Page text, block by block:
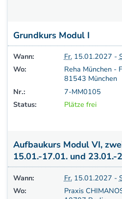
Grundkurs Modul I
Wann: Fr.15.01.2027 -
Wo:
Reha München -
81543 München
Nr.:
7-MM0105
Status:
Plätze frei
Aufbaukurs Modul VI,
15.01.-17.01. und 23.01.-
Wann: Fr.15.01.2027 -
Wo:
Praxis